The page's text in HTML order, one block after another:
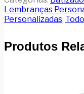
Lembranças
Personalizadas,
Produtos